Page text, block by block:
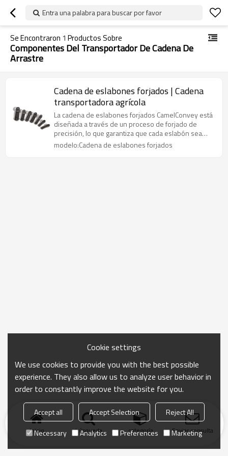
Entra una palabra para buscar por favor
Se Encontraron 1 Productos Sobre
Componentes Del Transportador De Cadena De
Arrastre
Cadena de eslabones forjados | Cadena
transportadora agrícola
La cadena de eslabones forjados CamelConvey está
diseñada a través de un proceso de forjado de
precisión, lo que garantiza que cada eslabón sea
robusto y capaz.
modelo:Cadena de eslabones forjados
Inicio búsqueda categoría Enviar consulta
Cookie settings
We use cookies to provide you with the best possible
experience. They also allow us to analyze user behavior in
order to constantly improve the website for you.
Accept all Accept Selection
Reject All
Necessary
Analytics Preferences Marketing